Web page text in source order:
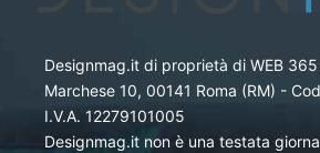
Designmag.it di proprietà di WEB
Marchese 10, 00141 Roma (RM) -
I.V.A. 12279101005
Designmag.it non è una testata